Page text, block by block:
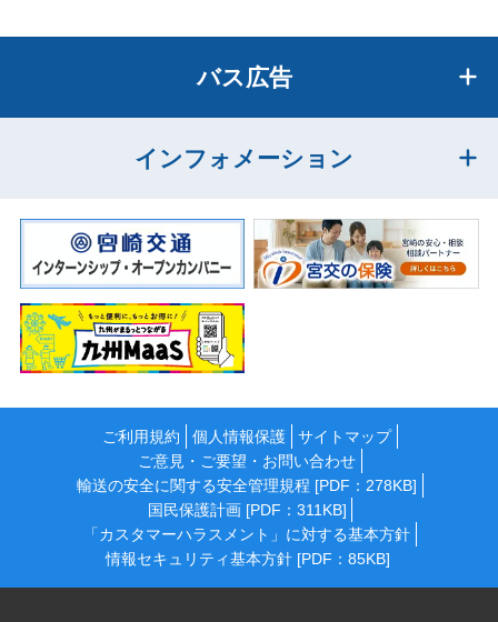
バス広告
インフォメーション
ご利用規約 個人情報保護
サイトマップ
ご意見・ご要望・お問い合わせ
輸送の安全に関する安全管理規程 [PDF：278KB]
国民保護計画 [PDF：311KB]
「カスタマーハラスメント」に対する基本方針
情報セキュリティ基本方針 [PDF：85KB]